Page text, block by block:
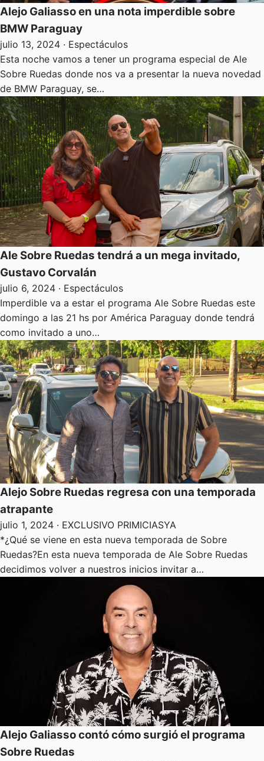
Alejo Galiasso en una nota imperdible sobre
BMW Paraguay
julio 13, 2024 · Espectáculos
Esta noche vamos a tener un programa especial de Ale
Sobre Ruedas donde nos va a presentar la nueva novedad
de BMW Paraguay, se…
Ale Sobre Ruedas tendrá a un mega invitado,
Gustavo Corvalán
julio 6, 2024 · Espectáculos
Imperdible va a estar el programa Ale Sobre Ruedas este
domingo a las 21 hs por América Paraguay donde tendrá
como invitado a uno…
Alejo Sobre Ruedas regresa con una temporada
atrapante
julio 1, 2024 · EXCLUSIVO PRIMICIASYA
*¿Qué se viene en esta nueva temporada de Sobre
Ruedas?En esta nueva temporada de Ale Sobre Ruedas
decidimos volver a nuestros inicios invitar a…
Alejo Galiasso contó cómo surgió el programa
Sobre Ruedas